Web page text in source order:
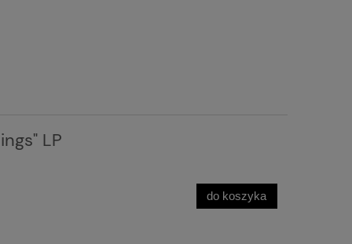
LP
do koszyka